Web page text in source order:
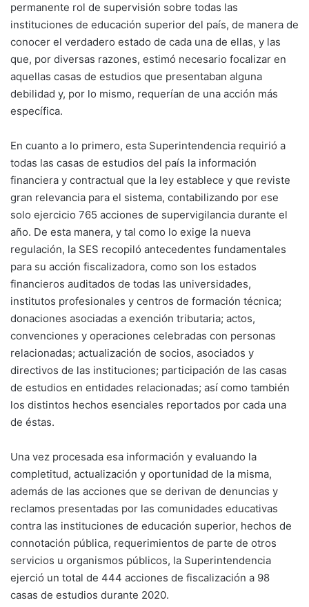
permanente rol de supervisión sobre todas las
instituciones de educación superior del país, de manera de
conocer el verdadero estado de cada una de ellas, y las
que, por diversas razones, estimó necesario focalizar en
aquellas casas de estudios que presentaban alguna
debilidad y, por lo mismo, requerían de una acción más
específica.
En cuanto a lo primero, esta Superintendencia requirió a
todas las casas de estudios del país la información
financiera y contractual que la ley establece y que reviste
gran relevancia para el sistema, contabilizando por ese
solo ejercicio 765 acciones de supervigilancia durante el
año. De esta manera, y tal como lo exige la nueva
regulación, la SES recopiló antecedentes fundamentales
para su acción fiscalizadora, como son los estados
financieros auditados de todas las universidades,
institutos profesionales y centros de formación técnica;
donaciones asociadas a exención tributaria; actos,
convenciones y operaciones celebradas con personas
relacionadas; actualización de socios, asociados y
directivos de las instituciones; participación de las casas
de estudios en entidades relacionadas; así como también
los distintos hechos esenciales reportados por cada una
de éstas.
Una vez procesada esa información y evaluando la
completitud, actualización y oportunidad de la misma,
además de las acciones que se derivan de denuncias y
reclamos presentadas por las comunidades educativas
contra las instituciones de educación superior, hechos de
connotación pública, requerimientos de parte de otros
servicios u organismos públicos, la Superintendencia
ejerció un total de 444 acciones de fiscalización a 98
casas de estudios durante 2020.